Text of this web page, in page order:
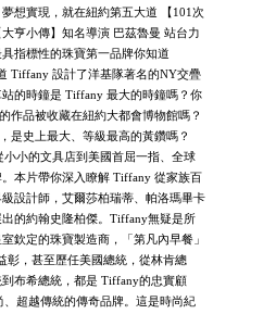
想實現，就在紐約第五大道 【101次
亨小傳】知名導演 巴茲魯曼 站台力
指標性的珠寶第一品牌你知道
Tiffany 設計了洋基隊著名的NY交疊
的時鐘是 Tiffany 最大的時鐘嗎？你
作品被收藏在紐約大都會博物館嗎？
是史上最大、等級最高的黃鑽嗎？
小的文具店到美國首屈一指、全球
本片帶你深入瞭解 Tiffany 從家族百
設計師，艾爾莎柏瑞蒂、帕洛瑪畢卡
的約翰史隆柏傑。Tiffany無疑是所
欽定的珠寶製造商，「第凡內早餐」
彰，甚至歷任美國總統，從林肯總
布希總統，都是 Tiffany的忠實顧
超越傳統的傳奇品牌。這是時尚紀